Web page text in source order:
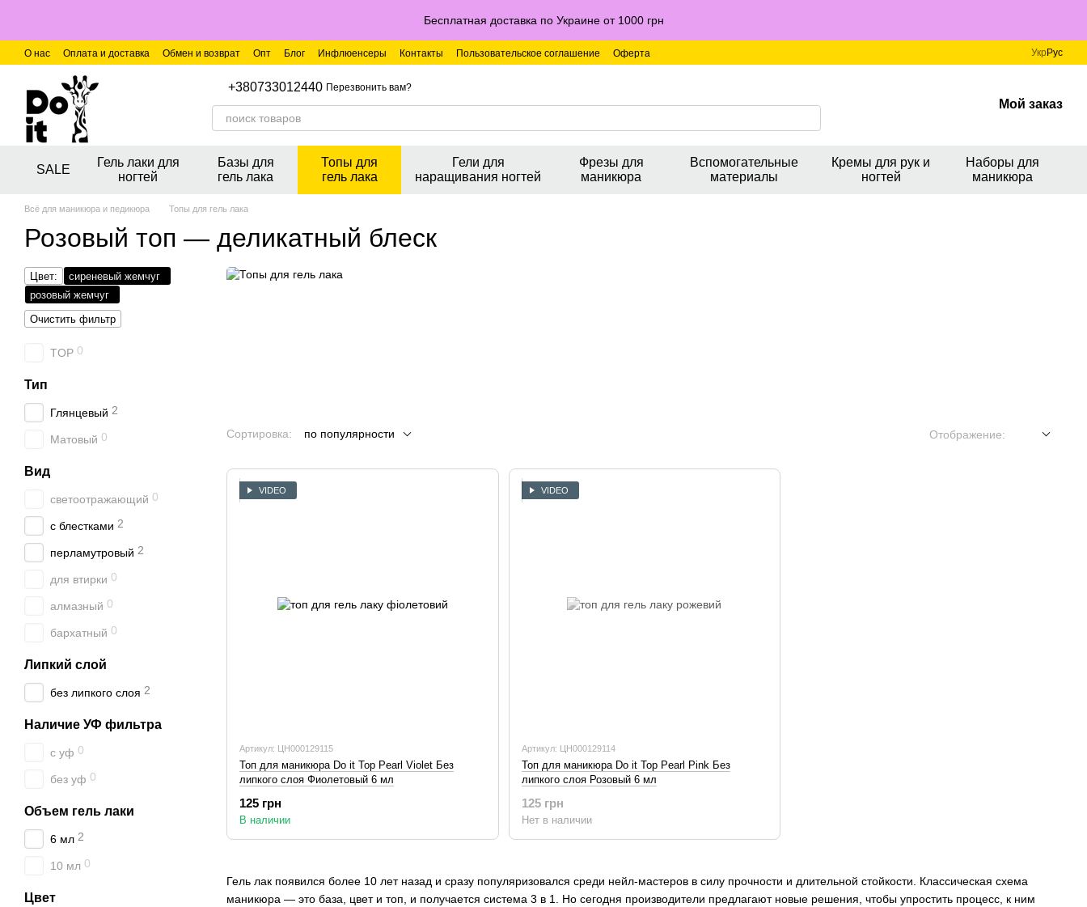
Бесплатная доставка по Украине от 1000 грн
О нас Оплата и доставка Обмен и возврат Опт Блог Инфлюенсеры Контакты Пользовательское соглашение Оферта Укр Рус
+380733012440 Перезвонить вам?
Мой заказ
SALE
Гель лаки для
ногтей
Базы для
гель лака
Топы для
гель лака
Гели для
наращивания ногтей
Фрезы для
маникюра
Вспомогательные
материалы
Кремы для рук и
ногтей
Наборы для
маникюра
Всё для маникюра и педикюра Топы для гель лака
Розовый топ — деликатный блеск
Сортировка: по популярности Отображение:
Гель лак появился более 10 лет назад и сразу популяризовался среди нейл-мастеров в силу прочности и длительной стойкости. Классическая схема
маникюра — это база, цвет и топ, и получается система 3 в 1. Но сегодня производители предлагают новые решения, чтобы упростить процесс, к ним
VIDEO
Артикул: ЦН000129115
Топ для маникюра Do it Top Pearl Violet Без
липкого слоя Фиолетовый 6 мл
125 грн
В наличии
VIDEO
Артикул: ЦН000129114
Топ для маникюра Do it Top Pearl Pink Без
липкого слоя Розовый 6 мл
125 грн
Нет в наличии
Цвет:
сиреневый жемчуг
розовый жемчуг
Очистить фильтр
TOP 0
Тип
Глянцевый 2
Матовый 0
Вид
светоотражающий 0
с блестками 2
перламутровый 2
для втирки 0
алмазный 0
бархатный 0
Липкий слой
без липкого слоя 2
Наличие УФ фильтра
с уф 0
без уф 0
Объем гель лаки
6 мл 2
10 мл 0
Цвет